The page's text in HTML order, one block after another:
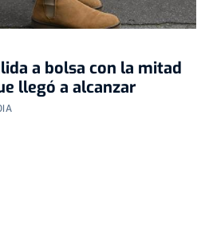
a bolsa con la mitad
llegó a alcanzar